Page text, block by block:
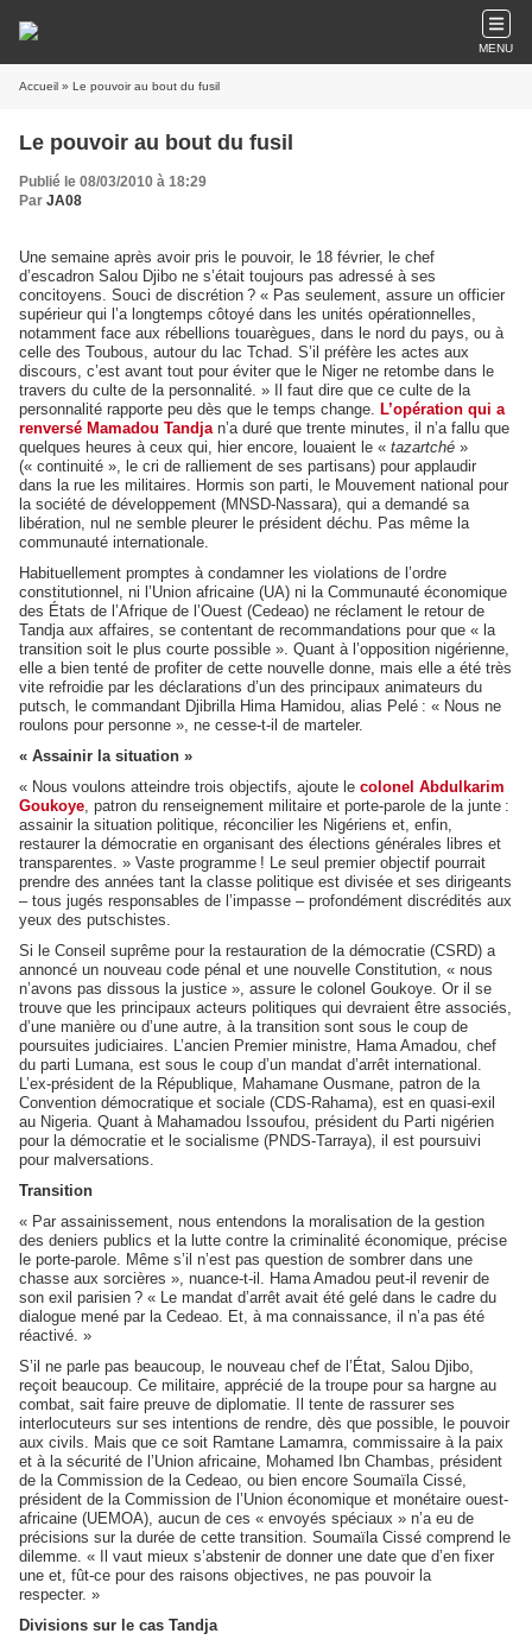
MENU
Accueil » Le pouvoir au bout du fusil
Le pouvoir au bout du fusil
Publié le 08/03/2010 à 18:29
Par JA08
Une semaine après avoir pris le pouvoir, le 18 février, le chef
d’escadron Salou Djibo ne s’était toujours pas adressé à ses
concitoyens. Souci de discrétion ? « Pas seulement, assure un officier
supérieur qui l’a longtemps côtoyé dans les unités opérationnelles,
notamment face aux rébellions touarègues, dans le nord du pays, ou à
celle des Toubous, autour du lac Tchad. S’il préfère les actes aux
discours, c’est avant tout pour éviter que le Niger ne retombe dans le
travers du culte de la personnalité. » Il faut dire que ce culte de la
personnalité rapporte peu dès que le temps change. L’opération qui a
renversé Mamadou Tandjan’a duré que trente minutes, il n’a fallu que
quelques heures à ceux qui, hier encore, louaient le « tazartché »
(« continuité », le cri de ralliement de ses partisans) pour applaudir
dans la rue les militaires. Hormis son parti, le Mouvement national pour
la société de développement (MNSD-Nassara), qui a demandé sa
libération, nul ne semble pleurer le président déchu. Pas même la
communauté internationale.
Habituellement promptes à condamner les violations de l’ordre
constitutionnel, ni l’Union africaine (UA) ni la Communauté économique
des États de l’Afrique de l’Ouest (Cedeao) ne réclament le retour de
Tandja aux affaires, se contentant de recommandations pour que « la
transition soit le plus courte possible ». Quant à l’opposition nigérienne,
elle a bien tenté de profiter de cette nouvelle donne, mais elle a été très
vite refroidie par les déclarations d’un des principaux animateurs du
putsch, le commandant Djibrilla Hima Hamidou, alias Pelé : « Nous ne
roulons pour personne », ne cesse-t-il de marteler.
« Assainir la situation »
« Nous voulons atteindre trois objectifs, ajoute le colonel Abdulkarim
Goukoye, patron du renseignement militaire et porte-parole de la junte :
assainir la situation politique, réconcilier les Nigériens et, enfin,
restaurer la démocratie en organisant des élections générales libres et
transparentes. » Vaste programme ! Le seul premier objectif pourrait
prendre des années tant la classe politique est divisée et ses dirigeants
– tous jugés responsables de l’impasse – profondément discrédités aux
yeux des putschistes.
Si le Conseil suprême pour la restauration de la démocratie (CSRD) a
annoncé un nouveau code pénal et une nouvelle Constitution, « nous
n’avons pas dissous la justice », assure le colonel Goukoye. Or il se
trouve que les principaux acteurs politiques qui devraient être associés,
d’une manière ou d’une autre, à la transition sont sous le coup de
poursuites judiciaires. L’ancien Premier ministre, Hama Amadou, chef
du parti Lumana, est sous le coup d’un mandat d’arrêt international.
L’ex-président de la République, Mahamane Ousmane, patron de la
Convention démocratique et sociale (CDS-Rahama), est en quasi-exil
au Nigeria. Quant à Mahamadou Issoufou, président du Parti nigérien
pour la démocratie et le socialisme (PNDS-Tarraya), il est poursuivi
pour malversations.
Transition
« Par assainissement, nous entendons la moralisation de la gestion
des deniers publics et la lutte contre la criminalité économique, précise
le porte-parole. Même s’il n’est pas question de sombrer dans une
chasse aux sorcières », nuance-t-il. Hama Amadou peut-il revenir de
son exil parisien ? « Le mandat d’arrêt avait été gelé dans le cadre du
dialogue mené par la Cedeao. Et, à ma connaissance, il n’a pas été
réactivé. »
S’il ne parle pas beaucoup, le nouveau chef de l’État, Salou Djibo,
reçoit beaucoup. Ce militaire, apprécié de la troupe pour sa hargne au
combat, sait faire preuve de diplomatie. Il tente de rassurer ses
interlocuteurs sur ses intentions de rendre, dès que possible, le pouvoir
aux civils. Mais que ce soit Ramtane Lamamra, commissaire à la paix
et à la sécurité de l’Union africaine, Mohamed Ibn Chambas, président
de la Commission de la Cedeao, ou bien encore Soumaïla Cissé,
président de la Commission de l’Union économique et monétaire ouest-
africaine (UEMOA), aucun de ces « envoyés spéciaux » n’a eu de
précisions sur la durée de cette transition. Soumaïla Cissé comprend le
dilemme. « Il vaut mieux s’abstenir de donner une date que d’en fixer
une et, fût-ce pour des raisons objectives, ne pas pouvoir la
respecter. »
Divisions sur le cas Tandja